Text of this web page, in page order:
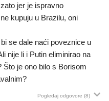
jer je ispravno
kupuju u Brazilu, oni
se dale naći poveznice u
nije li i Putin eliminirao na
je ono bilo s Borisom
Pogledaj odgovore (8)